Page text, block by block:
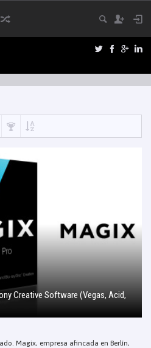
Creative Software (Vegas, Acid,
Magix, empresa afincada en Berlín,